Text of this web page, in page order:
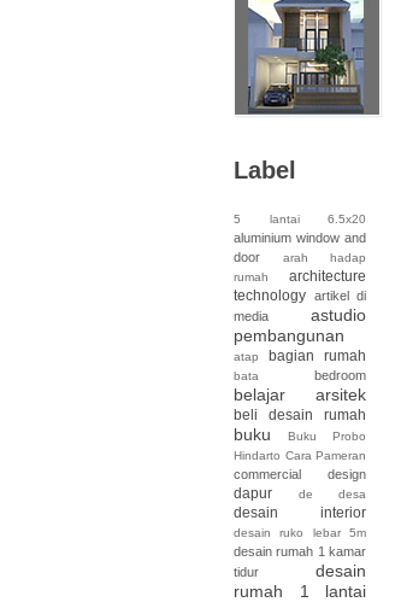
Label
5 lantai 6.5x20
aluminium window and
door
arah hadap
rumah
architecture
technology artikel di
media
astudio
pembangunan
atap bagian rumah
bata bedroom
belajar arsitek
beli desain rumah
buku
Buku Probo
Hindarto Cara Pameran
commercial design
dapur de desa
desain interior
desain ruko lebar 5m
desain rumah 1 kamar
tidur
desain
rumah 1 lantai